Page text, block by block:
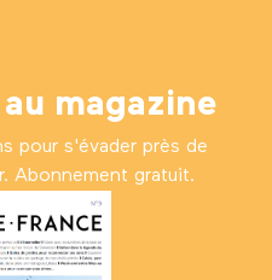
magazine
pour s'évader près de
Abonnement gratuit.